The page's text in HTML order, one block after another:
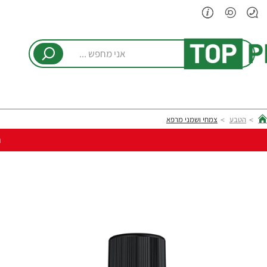
מחפש
home
הטבע צמחי ושמני מרפא